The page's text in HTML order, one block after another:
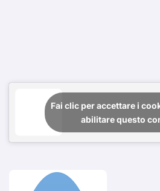
Fai clic per accettare i
abilitare questo